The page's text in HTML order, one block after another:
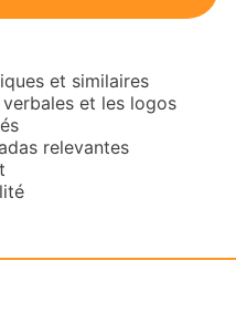
et similaires
et les logos
relevantes